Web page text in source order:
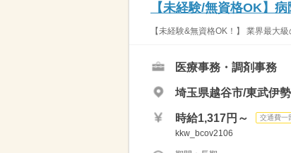
【未経験/無資格OK】
【未経験&無資格OK！】 業界最
医療事務・調剤事務
埼玉県越谷市/東武伊
時給1,317円～ 交通費一
kkw_bcov2106